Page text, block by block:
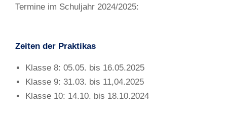
Termine im Schuljahr 2024/2025:
Zeiten der Praktikas
Klasse 8: 05.05. bis 16.05.2025
Klasse 9: 31.03. bis 11,04.2025
Klasse 10: 14.10. bis 18.10.2024